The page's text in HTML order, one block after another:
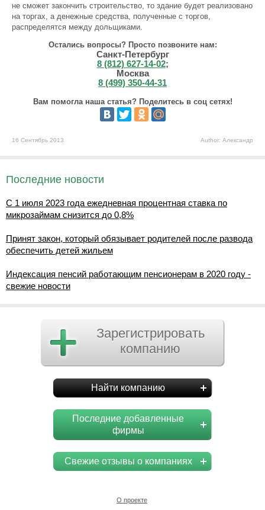
не сможет закончить строительство, то здание будет реализовано
на торгах, а денежные средства, полученные с торгов,
распределятся между дольщиками.
Остались вопросы? Просто позвоните нам:
Санкт-Петербург
8 (812) 627-14-02;
Москва
8 (499) 350-44-31
Вам помогла наша статья? Поделитесь в соц сетях!
16 Сентябрь 2013 Author: Александр
Последние новости
С 1 июля 2023 года ежедневная процентная ставка по
микрозаймам снизится до 0,8%
Принят закон, который обязывает родителей после развода
обеспечить детей жильем
Индексация пенсий работающим пенсионерам в 2020 году -
свежие новости
Зарегистрировать
компанию
Найти компанию
Последние добавленные
фирмы
Свежие отзывы о компаниях
О проекте